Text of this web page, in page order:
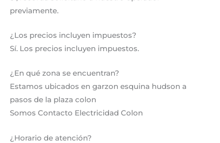
previamente.
¿Los precios incluyen impuestos?
Sí. Los precios incluyen impuestos.
¿En qué zona se encuentran?
Estamos ubicados en garzon esquina hudson a
pasos de la plaza colon
Somos Contacto Electricidad Colon
¿Horario de atención?